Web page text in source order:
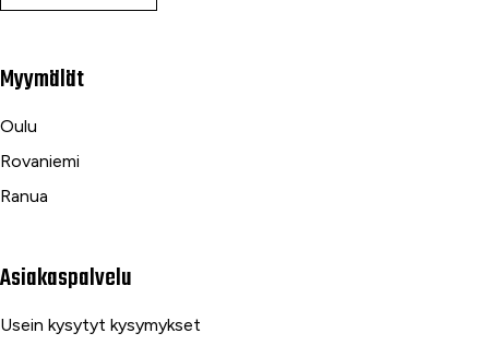
Myymälät
Oulu
Rovaniemi
Ranua
Asiakaspalvelu
Usein kysytyt kysymykset